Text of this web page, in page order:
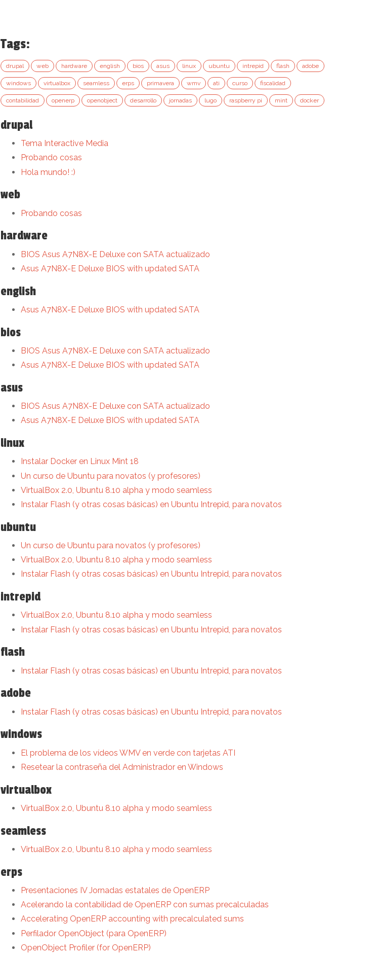
Tags:
drupal web hardware english bios asus linux ubuntu intrepid flash adobe
windows virtualbox seamless erps primavera wmv ati curso fiscalidad
contabilidad openerp openobject desarrollo jornadas lugo raspberry pi mint docker
drupal
Tema Interactive Media
Probando cosas
Hola mundo! :)
web
Probando cosas
hardware
BIOS Asus A7N8X-E Deluxe con SATA actualizado
Asus A7N8X-E Deluxe BIOS with updated SATA
english
Asus A7N8X-E Deluxe BIOS with updated SATA
bios
BIOS Asus A7N8X-E Deluxe con SATA actualizado
Asus A7N8X-E Deluxe BIOS with updated SATA
asus
BIOS Asus A7N8X-E Deluxe con SATA actualizado
Asus A7N8X-E Deluxe BIOS with updated SATA
linux
Instalar Docker en Linux Mint 18
Un curso de Ubuntu para novatos (y profesores)
VirtualBox 2.0, Ubuntu 8.10 alpha y modo seamless
Instalar Flash (y otras cosas básicas) en Ubuntu Intrepid, para novatos
ubuntu
Un curso de Ubuntu para novatos (y profesores)
VirtualBox 2.0, Ubuntu 8.10 alpha y modo seamless
Instalar Flash (y otras cosas básicas) en Ubuntu Intrepid, para novatos
intrepid
VirtualBox 2.0, Ubuntu 8.10 alpha y modo seamless
Instalar Flash (y otras cosas básicas) en Ubuntu Intrepid, para novatos
flash
Instalar Flash (y otras cosas básicas) en Ubuntu Intrepid, para novatos
adobe
Instalar Flash (y otras cosas básicas) en Ubuntu Intrepid, para novatos
windows
El problema de los vídeos WMV en verde con tarjetas ATI
Resetear la contraseña del Administrador en Windows
virtualbox
VirtualBox 2.0, Ubuntu 8.10 alpha y modo seamless
seamless
VirtualBox 2.0, Ubuntu 8.10 alpha y modo seamless
erps
Presentaciones IV Jornadas estatales de OpenERP
Acelerando la contabilidad de OpenERP con sumas precalculadas
Accelerating OpenERP accounting with precalculated sums
Perfilador OpenObject (para OpenERP)
OpenObject Profiler (for OpenERP)